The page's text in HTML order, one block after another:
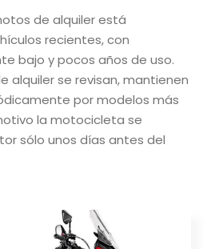
de alquiler está
recientes, con
bajo y pocos años de uso.
alquiler se revisan, mantienen
por modelos más
la motocicleta se
sólo unos días antes del